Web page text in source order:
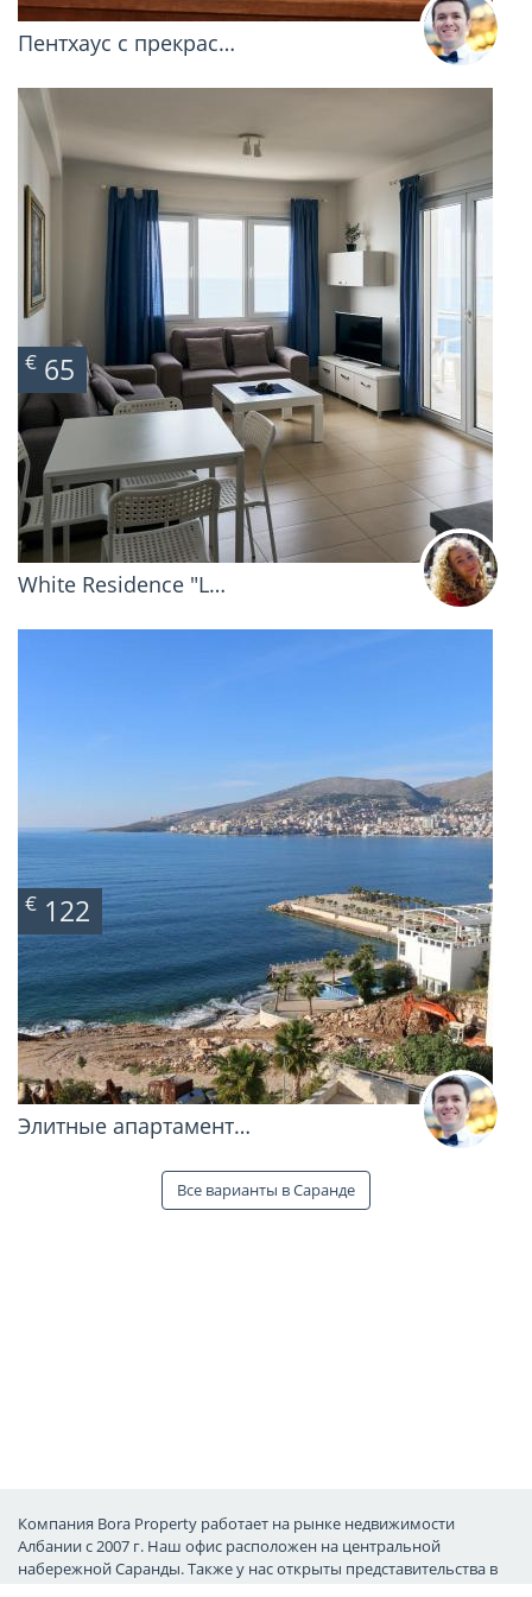
Пентхаус с прекрас…
€ 65
White Residence "L…
€ 122
Элитные апартамент…
Все варианты в Саранде
Компания Bora Property работает на рынке недвижимости
Албании с 2007 г. Наш офис расположен на центральной
набережной Саранды. Также у нас открыты представительства в